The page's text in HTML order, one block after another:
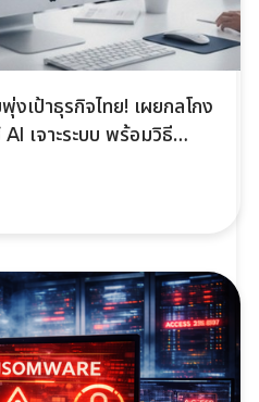
งเป้าธุรกิจไทย! เผยกลโกง
เจาะระบบ พร้อมวิธี